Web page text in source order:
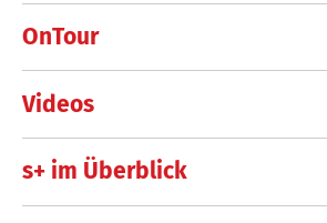
OnTour
Videos
s+ im Überblick